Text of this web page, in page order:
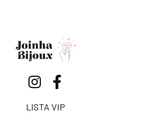
LISTA VIP